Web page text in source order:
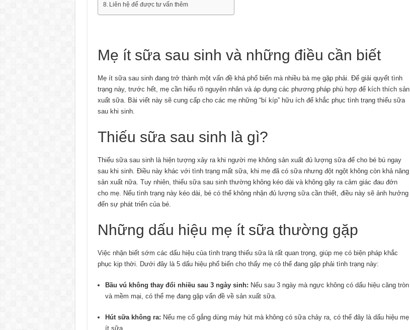
Liên hệ để được tư vấn thêm
Mẹ ít sữa sau sinh và những điều cần biết
Mẹ ít sữa sau sinh đang trở thành một vấn đề khá phổ biến mà nhiều bà mẹ gặp phải. Để giải quyết tình
trạng này, trước hết, mẹ cần hiểu rõ nguyên nhân và áp dụng các phương pháp phù hợp để kích thích sản
xuất sữa. Bài viết này sẽ cung cấp cho các mẹ những “bí kíp” hữu ích để khắc phục tình trạng thiếu sữa
sau khi sinh.
Thiếu sữa sau sinh là gì?
Thiếu sữa sau sinh là hiện tượng xảy ra khi người mẹ không sản xuất đủ lượng sữa để cho bé bú ngay
sau khi sinh. Điều này khác với tình trạng mất sữa, khi mẹ đã có sữa nhưng đột ngột không còn khả năng
sản xuất nữa. Tuy nhiên, thiếu sữa sau sinh thường không kéo dài và không gây ra cảm giác đau đớn
cho mẹ. Nếu tình trạng này kéo dài, bé có thể không nhận đủ lượng sữa cần thiết, điều này sẽ ảnh hưởng
đến sự phát triển của bé.
Những dấu hiệu mẹ ít sữa thường gặp
Việc nhận biết sớm các dấu hiệu của tình trạng thiếu sữa là rất quan trọng, giúp mẹ có biện pháp khắc
phục kịp thời. Dưới đây là 5 dấu hiệu phổ biến cho thấy mẹ có thể đang gặp phải tình trạng này:
Bầu vú không thay đổi nhiều sau 3 ngày sinh: Nếu sau 3 ngày mà ngực không có dấu hiệu căng tròn
và mềm mại, có thể mẹ đang gặp vấn đề về sản xuất sữa.
Hút sữa không ra: Nếu mẹ cố gắng dùng máy hút mà không có sữa chảy ra, có thể đây là dấu hiệu mẹ
ít sữa.